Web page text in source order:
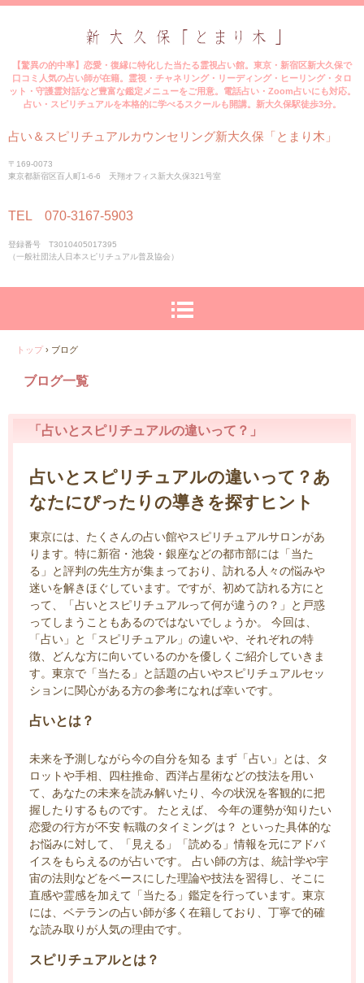
【驚異の的中率】恋愛・復縁に特化した当たる霊視占い館。東京・新宿区新大久保で
口コミ人気の占い師が在籍。霊視・チャネリング・リーディング・ヒーリング・タロ
ット・守護霊対話など豊富な鑑定メニューをご用意。電話占い・Zoom占いにも対応。
占い・スピリチュアルを本格的に学べるスクールも開講。新大久保駅徒歩3分。
占い＆スピリチュアルカウンセリング新大久保「とまり木」
〒169-0073
東京都新宿区百人町1-6-6 天翔オフィス新大久保321号室
TEL 070-3167-5903
登録番号 T3010405017395
（一般社団法人日本スピリチュアル普及協会）
トップ › ブログ
ブログ一覧
「占いとスピリチュアルの違いって？」
占いとスピリチュアルの違いって？あ
なたにぴったりの導きを探すヒント
東京には、たくさんの占い館やスピリチュアルサロンがあ
ります。特に新宿・池袋・銀座などの都市部には「当た
る」と評判の先生方が集まっており、訪れる人々の悩みや
迷いを解きほぐしています。ですが、初めて訪れる方にと
って、「占いとスピリチュアルって何が違うの？」と戸惑
ってしまうこともあるのではないでしょうか。 今回は、
「占い」と「スピリチュアル」の違いや、それぞれの特
徴、どんな方に向いているのかを優しくご紹介していきま
す。東京で「当たる」と話題の占いやスピリチュアルセッ
ションに関心がある方の参考になれば幸いです。
占いとは？
未来を予測しながら今の自分を知る まず「占い」とは、タ
ロットや手相、四柱推命、西洋占星術などの技法を用い
て、あなたの未来を読み解いたり、今の状況を客観的に把
握したりするものです。 たとえば、 今年の運勢が知りたい
恋愛の行方が不安 転職のタイミングは？ といった具体的な
お悩みに対して、「見える」「読める」情報を元にアドバ
イスをもらえるのが占いです。 占い師の方は、統計学や宇
宙の法則などをベースにした理論や技法を習得し、そこに
直感や霊感を加えて「当たる」鑑定を行っています。東京
には、ベテランの占い師が多く在籍しており、丁寧で的確
な読み取りが人気の理由です。
スピリチュアルとは？